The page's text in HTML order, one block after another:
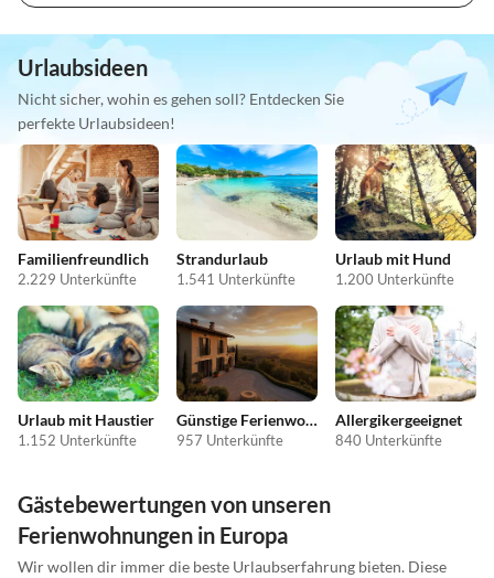
Urlaubsideen
Nicht sicher, wohin es gehen soll? Entdecken Sie
perfekte Urlaubsideen!
Familienfreundlich
2.229 Unterkünfte
Strandurlaub
1.541 Unterkünfte
Urlaub mit Hund
1.200 Unterkünfte
Urlaub mit Haustier
1.152 Unterkünfte
Günstige Ferienwohnungen
957 Unterkünfte
Allergikergeeignet
840 Unterkünfte
Gästebewertungen von unseren
Ferienwohnungen in Europa
Wir wollen dir immer die beste Urlaubserfahrung bieten. Diese